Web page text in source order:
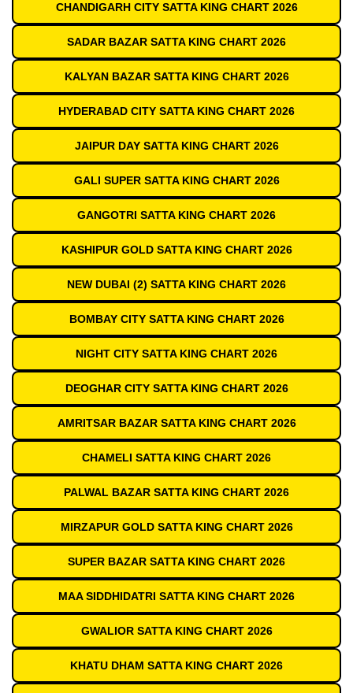
CHANDIGARH CITY SATTA KING CHART 2026
SADAR BAZAR SATTA KING CHART 2026
KALYAN BAZAR SATTA KING CHART 2026
HYDERABAD CITY SATTA KING CHART 2026
JAIPUR DAY SATTA KING CHART 2026
GALI SUPER SATTA KING CHART 2026
GANGOTRI SATTA KING CHART 2026
KASHIPUR GOLD SATTA KING CHART 2026
NEW DUBAI (2) SATTA KING CHART 2026
BOMBAY CITY SATTA KING CHART 2026
NIGHT CITY SATTA KING CHART 2026
DEOGHAR CITY SATTA KING CHART 2026
AMRITSAR BAZAR SATTA KING CHART 2026
CHAMELI SATTA KING CHART 2026
PALWAL BAZAR SATTA KING CHART 2026
MIRZAPUR GOLD SATTA KING CHART 2026
SUPER BAZAR SATTA KING CHART 2026
MAA SIDDHIDATRI SATTA KING CHART 2026
GWALIOR SATTA KING CHART 2026
KHATU DHAM SATTA KING CHART 2026